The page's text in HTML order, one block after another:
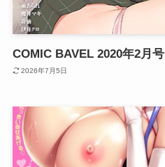
COMIC BAVEL 2020年2月号
2026年7月5日